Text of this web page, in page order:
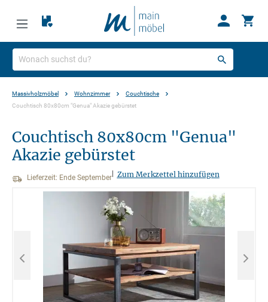
Massivholzmöbel Wohnzimmer
Couchtische
Couchtisch 80x80cm "Genua" Akazie gebürstet
Couchtisch 80x80cm "Genua"
Akazie gebürstet
Lieferzeit: Ende September Zum Merkzettel hinzufügen
Bildergalerie überspringen